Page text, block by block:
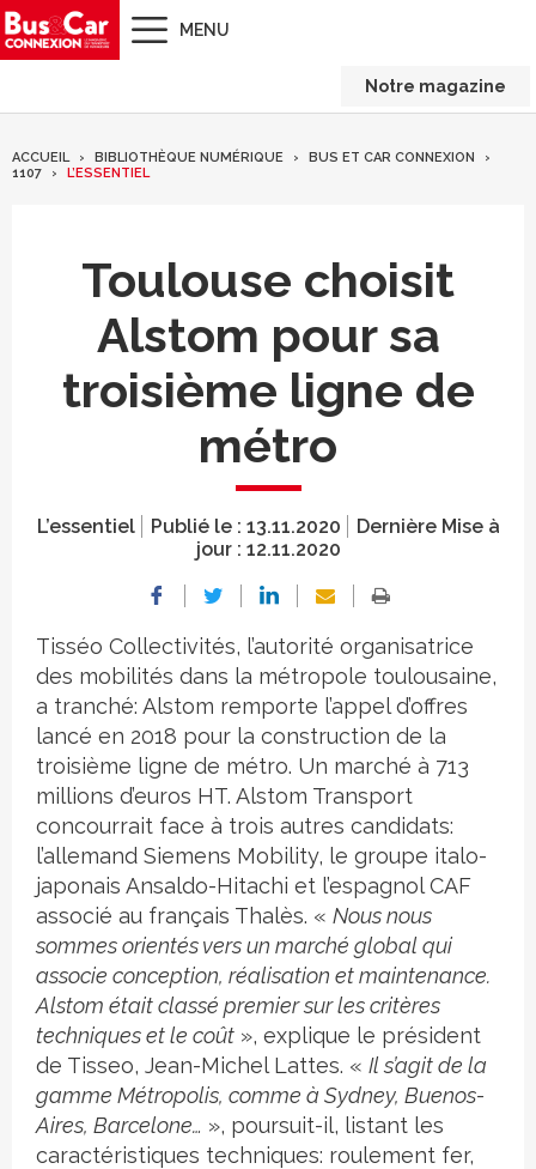
MENU
Notre magazine
ACCUEIL BIBLIOTHÈQUE NUMÉRIQUE
BUS ET CAR CONNEXION
1107
L’ESSENTIEL
Toulouse choisit
Alstom pour sa
troisième ligne de
métro
L’essentiel Publié le : 13.11.2020
Dernière Mise à
jour : 12.11.2020
Tisséo Collectivités, l’autorité organisatrice
des mobilités dans la métropole toulousaine,
a tranché: Alstom remporte l’appel d’offres
lancé en 2018 pour la construction de la
troisième ligne de métro. Un marché à 713
millions d’euros HT. Alstom Transport
concourrait face à trois autres candidats:
l’allemand Siemens Mobility, le groupe italo-
japonais Ansaldo-Hitachi et l’espagnol CAF
associé au français Thalès. « Nous nous
sommes orientés vers un marché global qui
associe conception, réalisation et maintenance.
Alstom était classé premier sur les critères
techniques et le coût », explique le président
de Tisseo, Jean-Michel Lattes. « Il s’agit de la
gamme Métropolis, comme à Sydney, Buenos-
Aires, Barcelone… », poursuit-il, listant les
caractéristiques techniques: roulement fer,